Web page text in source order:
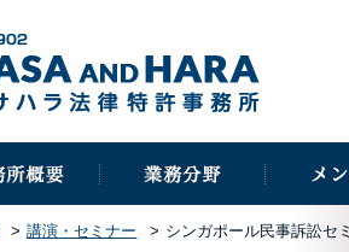
講演・セミナー シンガポール民事訴訟セ